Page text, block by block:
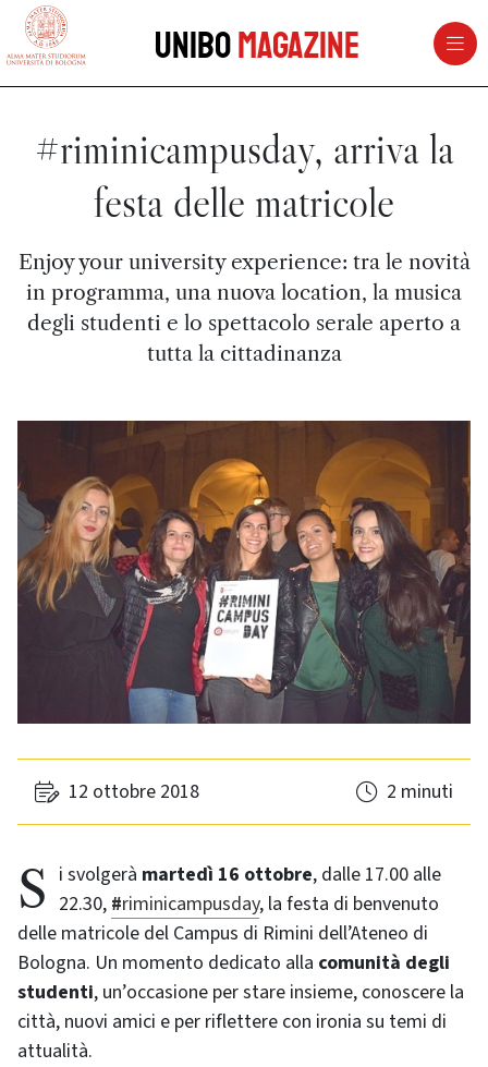
vai al contenuto della pagina
UniboMagazine
#riminicampusday, arriva la
festa delle matricole
Enjoy your university experience: tra le novità
in programma, una nuova location, la musica
degli studenti e lo spettacolo serale aperto a
tutta la cittadinanza
12 ottobre 2018 2 minuti
Si svolgerà martedì 16 ottobre, dalle 17.00 alle
22.30, #riminicampusday, la festa di benvenuto
delle matricole del Campus di Rimini dell’Ateneo di
Bologna. Un momento dedicato alla comunità degli
studenti, un’occasione per stare insieme, conoscere la
città, nuovi amici e per riflettere con ironia su temi di
attualità.